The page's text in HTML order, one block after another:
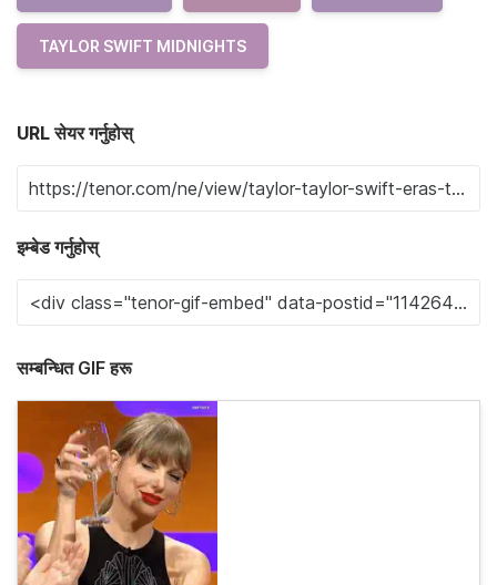
TAYLOR SWIFT MIDNIGHTS
URL सेयर गर्नुहोस्
इम्बेड गर्नुहोस्
सम्बन्धित GIF हरू